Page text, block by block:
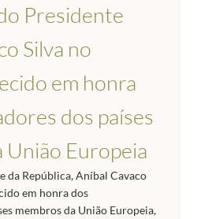
Presidente
Silva no
em honra
dos países
União Europeia
da República, Aníbal Cavaco
em honra dos
membros da União Europeia,